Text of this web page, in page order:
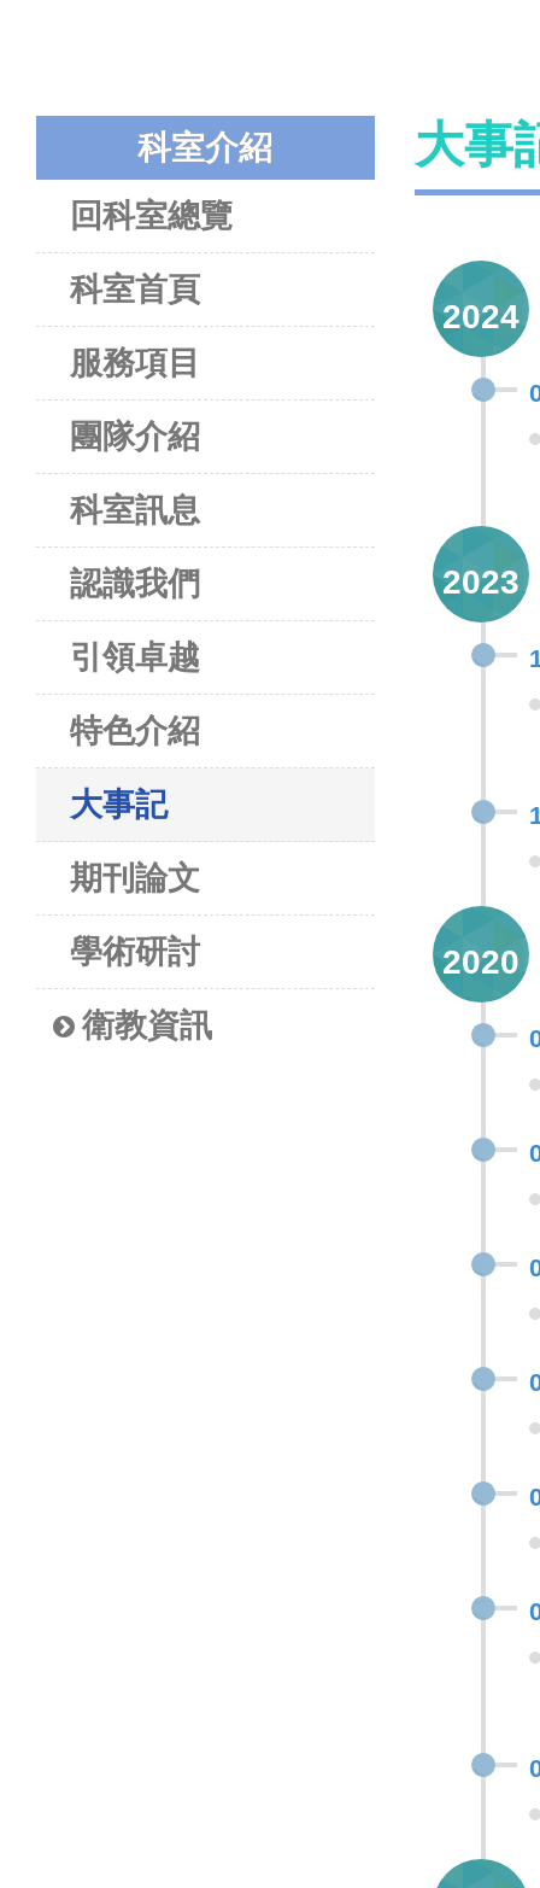
科室介紹
回科室總覽
科室首頁
服務項目
團隊介紹
科室訊息
認識我們
引領卓越
特色介紹
大事記
期刊論文
學術研討
衛教資訊
大事
2024
2023
2020